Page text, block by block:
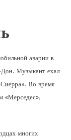
аварии в
Музыкант ехал
Во время
«Мерседес»,
многих